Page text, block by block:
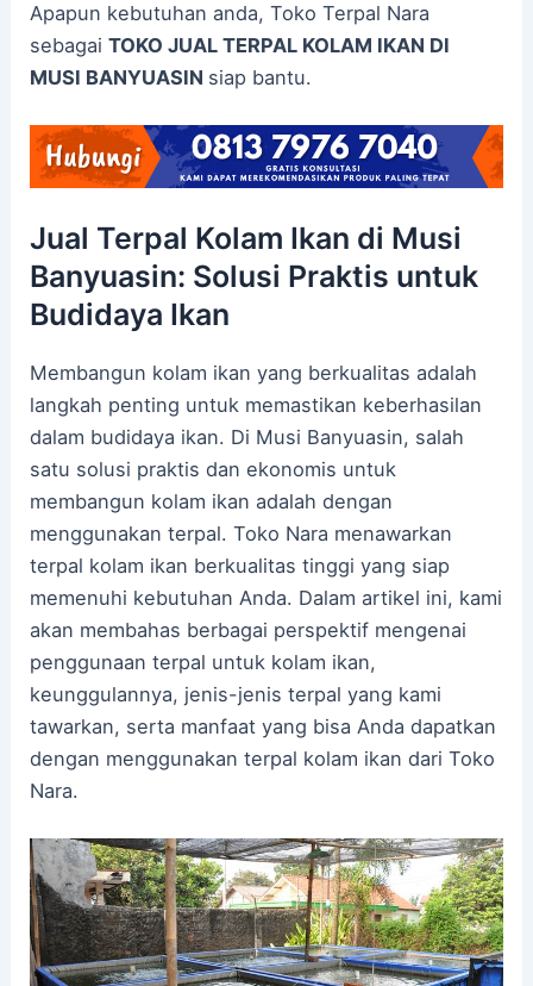
Apapun kebutuhan anda, Toko Terpal Nara
sebagaiTOKO JUAL TERPAL KOLAM IKAN DI
MUSI BANYUASIN siap bantu.
Jual Terpal Kolam Ikan di Musi
Banyuasin: Solusi Praktis untuk
Budidaya Ikan
Membangun kolam ikan yang berkualitas adalah
langkah penting untuk memastikan keberhasilan
dalam budidaya ikan. Di Musi Banyuasin, salah
satu solusi praktis dan ekonomis untuk
membangun kolam ikan adalah dengan
menggunakan terpal. Toko Nara menawarkan
terpal kolam ikan berkualitas tinggi yang siap
memenuhi kebutuhan Anda. Dalam artikel ini, kami
akan membahas berbagai perspektif mengenai
penggunaan terpal untuk kolam ikan,
keunggulannya, jenis-jenis terpal yang kami
tawarkan, serta manfaat yang bisa Anda dapatkan
dengan menggunakan terpal kolam ikan dari Toko
Nara.